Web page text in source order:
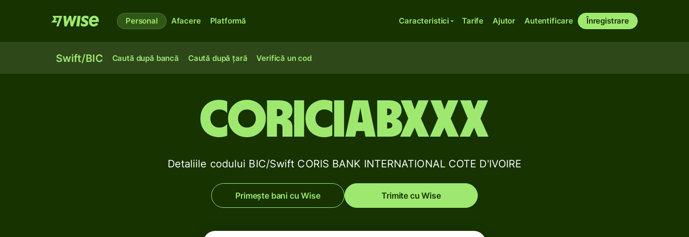
Personal Afacere Platformă Caracteristici Tarife Ajutor Autentificare Înregistrare
Swift/BIC Caută după bancă Caută după țară Verifică un cod
CORICIABXXX
Detaliile codului BIC/Swift CORIS BANK INTERNATIONAL COTE D'IVOIRE
Primește bani cu Wise Trimite cu Wise